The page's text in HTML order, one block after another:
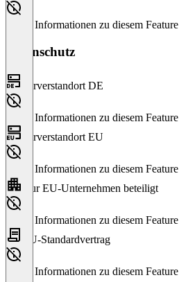
Keine Informationen zu diesem Feature
Datenschutz
Serverstandort DE
Keine Informationen zu diesem Feature
Serverstandort EU
Keine Informationen zu diesem Feature
Nur EU-Unternehmen beteiligt
Keine Informationen zu diesem Feature
EU-Standardvertrag
Keine Informationen zu diesem Feature